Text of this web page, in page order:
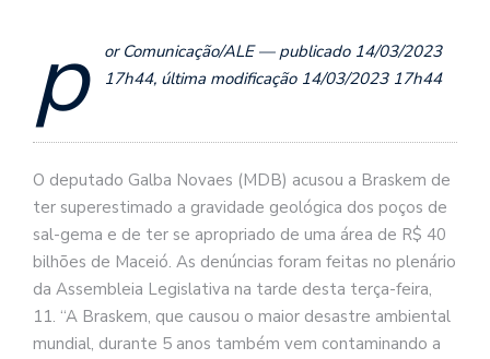
p
or Comunicação/ALE — publicado 14/03/2023
17h44, última modificação 14/03/2023 17h44
O deputado Galba Novaes (MDB) acusou a Braskem de
ter superestimado a gravidade geológica dos poços de
sal-gema e de ter se apropriado de uma área de R$ 40
bilhões de Maceió. As denúncias foram feitas no plenário
da Assembleia Legislativa na tarde desta terça-feira,
11. “A Braskem, que causou o maior desastre ambiental
mundial, durante 5 anos também vem contaminando a